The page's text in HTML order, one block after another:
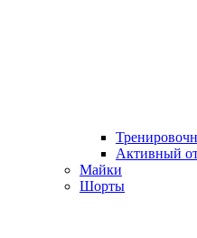
Активный
Майки
Шорты